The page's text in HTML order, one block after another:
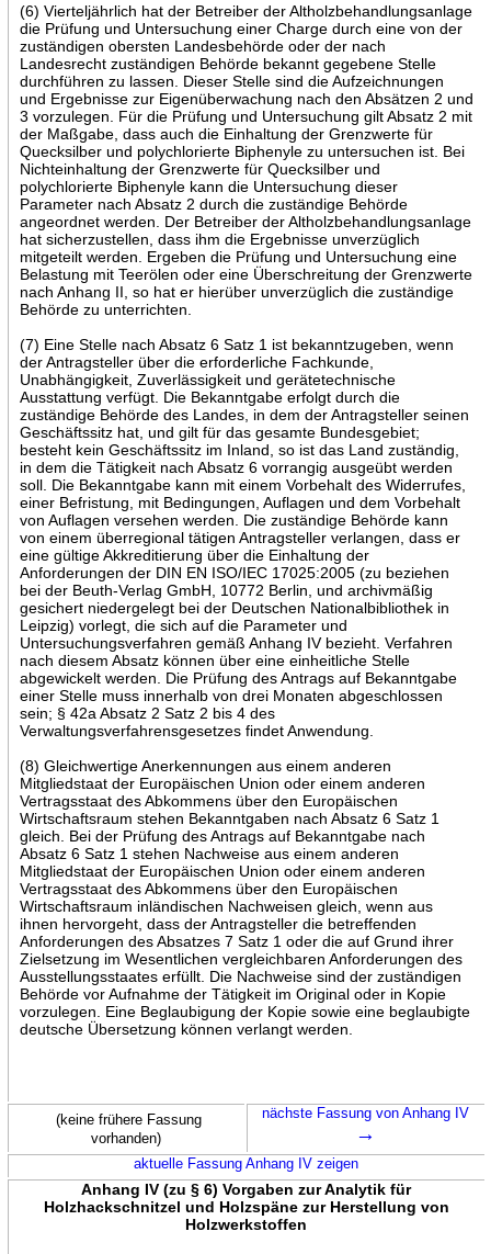
(6) Vierteljährlich hat der Betreiber der Altholzbehandlungsanlage
die Prüfung und Untersuchung einer Charge durch eine von der
zuständigen obersten Landesbehörde oder der nach
Landesrecht zuständigen Behörde bekannt gegebene Stelle
durchführen zu lassen. Dieser Stelle sind die Aufzeichnungen
und Ergebnisse zur Eigenüberwachung nach den Absätzen 2 und
3 vorzulegen. Für die Prüfung und Untersuchung gilt Absatz 2 mit
der Maßgabe, dass auch die Einhaltung der Grenzwerte für
Quecksilber und polychlorierte Biphenyle zu untersuchen ist. Bei
Nichteinhaltung der Grenzwerte für Quecksilber und
polychlorierte Biphenyle kann die Untersuchung dieser
Parameter nach Absatz 2 durch die zuständige Behörde
angeordnet werden. Der Betreiber der Altholzbehandlungsanlage
hat sicherzustellen, dass ihm die Ergebnisse unverzüglich
mitgeteilt werden. Ergeben die Prüfung und Untersuchung eine
Belastung mit Teerölen oder eine Überschreitung der Grenzwerte
nach Anhang II, so hat er hierüber unverzüglich die zuständige
Behörde zu unterrichten.
(7) Eine Stelle nach Absatz 6 Satz 1 ist bekanntzugeben, wenn
der Antragsteller über die erforderliche Fachkunde,
Unabhängigkeit, Zuverlässigkeit und gerätetechnische
Ausstattung verfügt. Die Bekanntgabe erfolgt durch die
zuständige Behörde des Landes, in dem der Antragsteller seinen
Geschäftssitz hat, und gilt für das gesamte Bundesgebiet;
besteht kein Geschäftssitz im Inland, so ist das Land zuständig,
in dem die Tätigkeit nach Absatz 6 vorrangig ausgeübt werden
soll. Die Bekanntgabe kann mit einem Vorbehalt des Widerrufes,
einer Befristung, mit Bedingungen, Auflagen und dem Vorbehalt
von Auflagen versehen werden. Die zuständige Behörde kann
von einem überregional tätigen Antragsteller verlangen, dass er
eine gültige Akkreditierung über die Einhaltung der
Anforderungen der DIN EN ISO/IEC 17025:2005 (zu beziehen
bei der Beuth-Verlag GmbH, 10772 Berlin, und archivmäßig
gesichert niedergelegt bei der Deutschen Nationalbibliothek in
Leipzig) vorlegt, die sich auf die Parameter und
Untersuchungsverfahren gemäß Anhang IV bezieht. Verfahren
nach diesem Absatz können über eine einheitliche Stelle
abgewickelt werden. Die Prüfung des Antrags auf Bekanntgabe
einer Stelle muss innerhalb von drei Monaten abgeschlossen
sein; § 42a Absatz 2 Satz 2 bis 4 des
Verwaltungsverfahrensgesetzes findet Anwendung.
(8) Gleichwertige Anerkennungen aus einem anderen
Mitgliedstaat der Europäischen Union oder einem anderen
Vertragsstaat des Abkommens über den Europäischen
Wirtschaftsraum stehen Bekanntgaben nach Absatz 6 Satz 1
gleich. Bei der Prüfung des Antrags auf Bekanntgabe nach
Absatz 6 Satz 1 stehen Nachweise aus einem anderen
Mitgliedstaat der Europäischen Union oder einem anderen
Vertragsstaat des Abkommens über den Europäischen
Wirtschaftsraum inländischen Nachweisen gleich, wenn aus
ihnen hervorgeht, dass der Antragsteller die betreffenden
Anforderungen des Absatzes 7 Satz 1 oder die auf Grund ihrer
Zielsetzung im Wesentlichen vergleichbaren Anforderungen des
Ausstellungsstaates erfüllt. Die Nachweise sind der zuständigen
Behörde vor Aufnahme der Tätigkeit im Original oder in Kopie
vorzulegen. Eine Beglaubigung der Kopie sowie eine beglaubigte
deutsche Übersetzung können verlangt werden.
(keine frühere Fassung
vorhanden)
nächste Fassung von Anhang IV
→
aktuelle Fassung Anhang IV zeigen
Anhang IV (zu § 6) Vorgaben zur Analytik für
Holzhackschnitzel und Holzspäne zur Herstellung von
Holzwerkstoffen